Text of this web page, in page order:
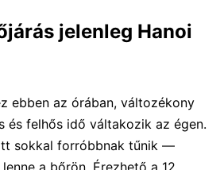
jelenleg Hanoi
ebben az órában, változékony
és felhős idő váltakozik az égen.
sokkal forróbbnak tűnik —
a bőrön. Érezhető a 12